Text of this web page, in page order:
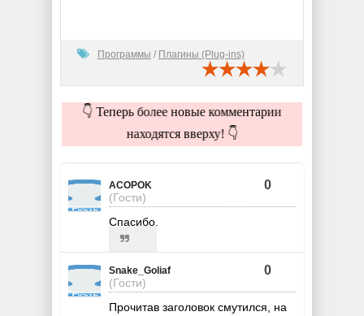
Программы / Плагины (Plug-ins)
👇 Теперь более новые комментарии
находятся вверху! 👇
ACOPOK
(Гости)
0
Спасибо.
Snake_Goliaf
(Гости)
0
Прочитав заголовок смутился, на